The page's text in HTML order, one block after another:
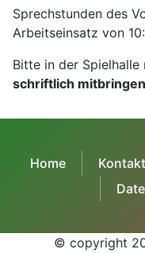
Sprechstunden des
Arbeitseinsatz von
Bitte in der Spielhalle
schriftlich
Home Kontakt
© copyright